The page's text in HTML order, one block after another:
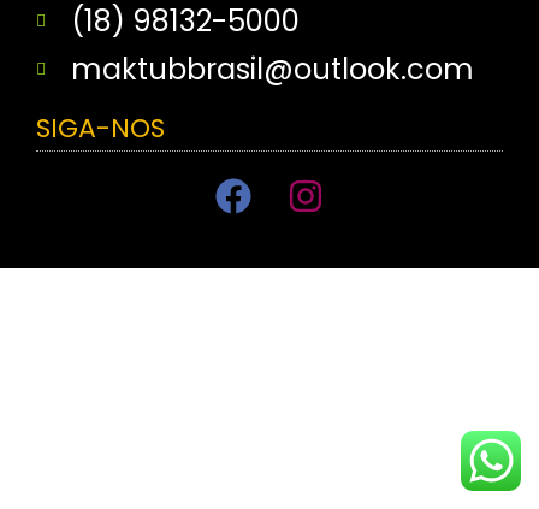
(18) 98132-5000
maktubbrasil@outlook.com
SIGA-NOS